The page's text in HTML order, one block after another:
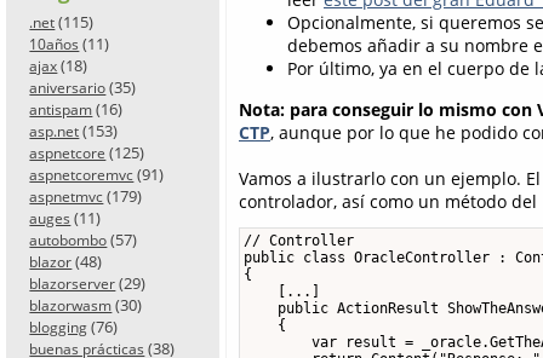
.net (115)
10años (11)
ajax (18)
aniversario (35)
antispam (16)
asp.net (153)
aspnetcore (125)
aspnetcoremvc (91)
aspnetmvc (179)
auges (11)
autobombo (57)
blazor (48)
blazorserver (29)
blazorwasm (30)
blogging (76)
buenas prácticas (38)
Opcionalmente, si queremos
debemos añadir a su nombre
Por último, ya en el cuerpo de
Nota: para conseguir lo mismo con
CTP, aunque por lo que he podido
Vamos a ilustrarlo con un ejemplo.
controlador, así como un método
// Controller
public class OracleController :
{
    [...]
public ActionResult
    {
var result =